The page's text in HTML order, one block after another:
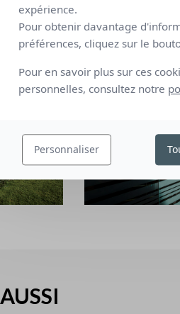
expérience.
Pour obtenir davantage
préférences, cliquez sur le
Pour en savoir plus sur ces
personnelles, consultez notre
Personnaliser